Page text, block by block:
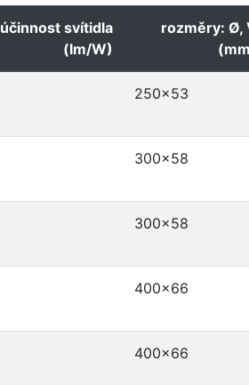
účinnost svítidla
(lm/W)
rozměry: Ø,
250x53
300x58
300x58
400x66
400x66